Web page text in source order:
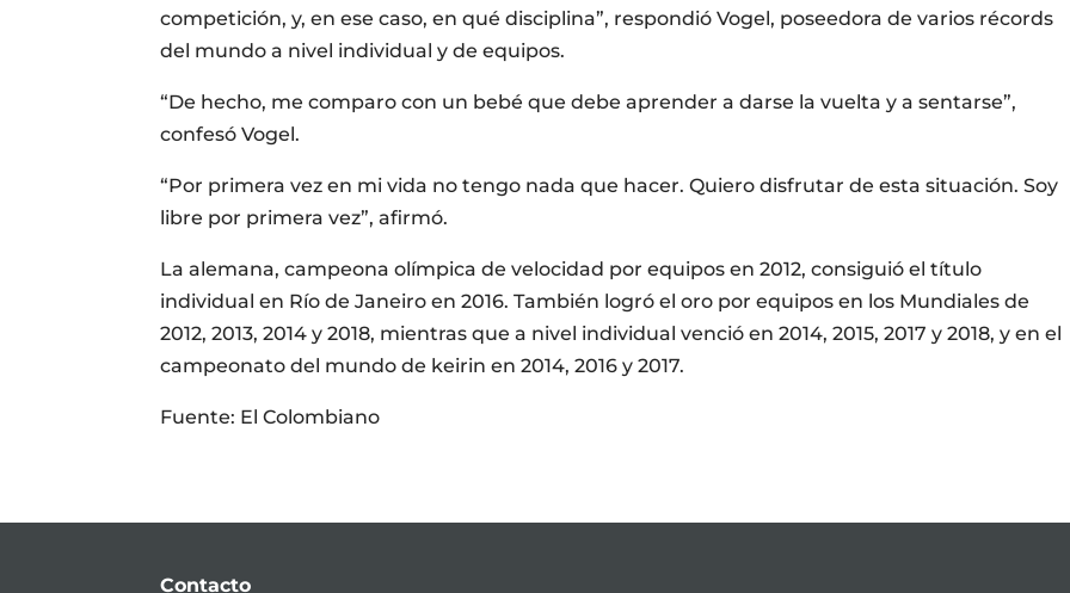
competición, y, en ese caso, en qué disciplina”, respondió Vogel, poseedora de varios récords
del mundo a nivel individual y de equipos.
“De hecho, me comparo con un bebé que debe aprender a darse la vuelta y a sentarse”,
confesó Vogel.
“Por primera vez en mi vida no tengo nada que hacer. Quiero disfrutar de esta situación. Soy
libre por primera vez”, afirmó.
La alemana, campeona olímpica de velocidad por equipos en 2012, consiguió el título
individual en Río de Janeiro en 2016. También logró el oro por equipos en los Mundiales de
2012, 2013, 2014 y 2018, mientras que a nivel individual venció en 2014, 2015, 2017 y 2018, y en el
campeonato del mundo de keirin en 2014, 2016 y 2017.
Fuente: El Colombiano
Contacto